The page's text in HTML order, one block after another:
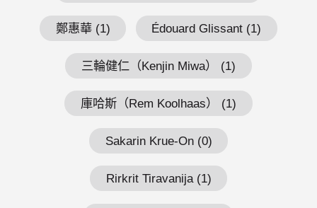
鄭惠華 (1) Édouard Glissant (1)
三輪健仁（Kenjin Miwa） (1)
庫哈斯（Rem Koolhaas） (1)
Sakarin Krue-On (0)
Rirkrit Tiravanija (1)